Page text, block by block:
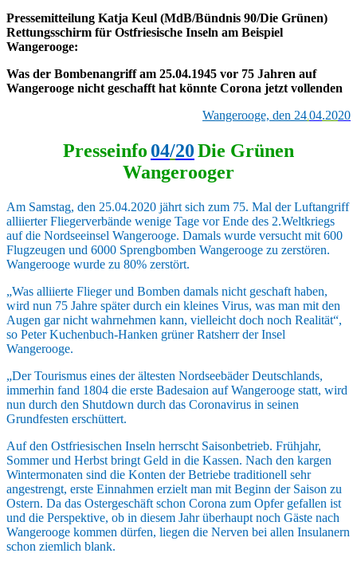
Pressemitteilung Katja Keul (MdB/Bündnis 90/Die Grünen)
Rettungsschirm für Ostfriesische Inseln am Beispiel
Wangerooge:
Was der Bombenangriff am 25.04.1945 vor 75 Jahren auf
Wangerooge nicht geschafft hat könnte Corona jetzt vollenden
Wangerooge, den 24.04.2020
Presseinfo 04/20Die Grünen
Wangerooger
Am Samstag, den 25.04.2020 jährt sich zum 75. Mal der Luftangriff
alliierter Fliegerverbände wenige Tage vor Ende des 2.Weltkriegs
auf die Nordseeinsel Wangerooge. Damals wurde versucht mit 600
Flugzeugen und 6000 Sprengbomben Wangerooge zu zerstören.
Wangerooge wurde zu 80% zerstört.
„Was alliierte Flieger und Bomben damals nicht geschaft haben,
wird nun 75 Jahre später durch ein kleines Virus, was man mit den
Augen gar nicht wahrnehmen kann, vielleicht doch noch Realität“,
so Peter Kuchenbuch-Hanken grüner Ratsherr der Insel
Wangerooge.
„Der Tourismus eines der ältesten Nordseebäder Deutschlands,
immerhin fand 1804 die erste Badesaion auf Wangerooge statt, wird
nun durch den Shutdown durch das Coronavirus in seinen
Grundfesten erschüttert.
Auf den Ostfriesischen Inseln herrscht Saisonbetrieb. Frühjahr,
Sommer und Herbst bringt Geld in die Kassen. Nach den kargen
Wintermonaten sind die Konten der Betriebe traditionell sehr
angestrengt, erste Einnahmen erzielt man mit Beginn der Saison zu
Ostern. Da das Ostergeschäft schon Corona zum Opfer gefallen ist
und die Perspektive, ob in diesem Jahr überhaupt noch Gäste nach
Wangerooge kommen dürfen, liegen die Nerven bei allen Insulanern
schon ziemlich blank.